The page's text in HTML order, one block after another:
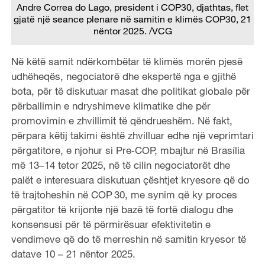
Andre Correa do Lago, president i COP30, djathtas, flet
gjatë një seance plenare në samitin e klimës COP30, 21
nëntor 2025. /VCG
Në këtë samit ndërkombëtar të klimës morën pjesë
udhëheqës, negociatorë dhe ekspertë nga e gjithë
bota, për të diskutuar masat dhe politikat globale për
përballimin e ndryshimeve klimatike dhe për
promovimin e zhvillimit të qëndrueshëm. Në fakt,
përpara këtij takimi është zhvilluar edhe një veprimtari
përgatitore, e njohur si Pre‑COP, mbajtur në Brasília
më 13–14 tetor 2025, në të cilin negociatorët dhe
palët e interesuara diskutuan çështjet kryesore që do
të trajtoheshin në COP 30, me synim që ky proces
përgatitor të krijonte një bazë të fortë dialogu dhe
konsensusi për të përmirësuar efektivitetin e
vendimeve që do të merreshin në samitin kryesor të
datave 10 – 21 nëntor 2025.